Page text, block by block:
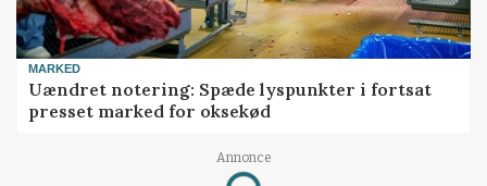
MARKED
Uændret notering: Spæde lyspunkter i fortsat
presset marked for oksekød
Annonce